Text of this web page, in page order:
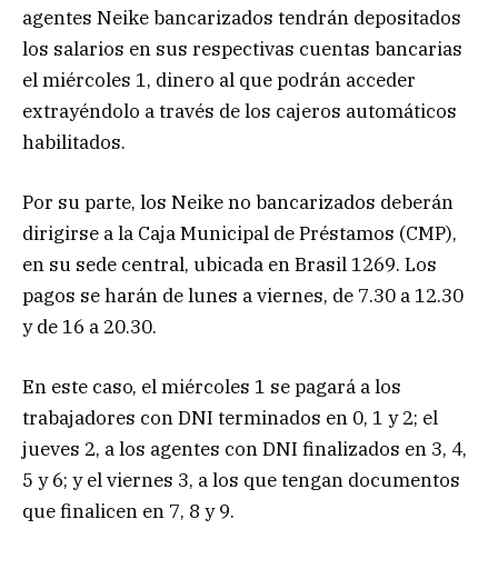
agentes Neike bancarizados tendrán depositados
los salarios en sus respectivas cuentas bancarias
el miércoles 1, dinero al que podrán acceder
extrayéndolo a través de los cajeros automáticos
habilitados.
Por su parte, los Neike no bancarizados deberán
dirigirse a la Caja Municipal de Préstamos (CMP),
en su sede central, ubicada en Brasil 1269. Los
pagos se harán de lunes a viernes, de 7.30 a 12.30
y de 16 a 20.30.
En este caso, el miércoles 1 se pagará a los
trabajadores con DNI terminados en 0, 1 y 2; el
jueves 2, a los agentes con DNI finalizados en 3, 4,
5 y 6; y el viernes 3, a los que tengan documentos
que finalicen en 7, 8 y 9.